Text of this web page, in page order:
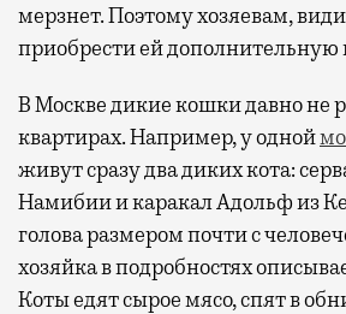
мерзнет. Поэтому хозяевам,
приобрести ей дополнительную
В Москве дикие кошки давно не
квартирах. Например, у одной
живут сразу два диких кота:
Намибии и каракал Адольф из
голова размером почти с
хозяйка в подробностях
Коты едят сырое мясо, спят в